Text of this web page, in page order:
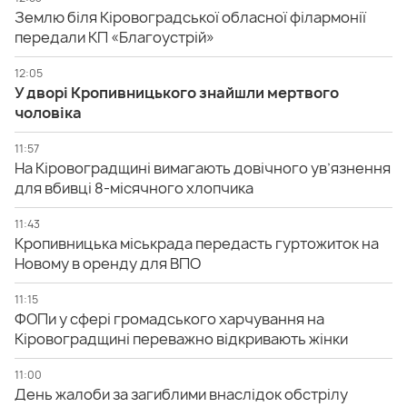
Землю біля Кіровоградської обласної філармонії
передали КП «Благоустрій»
12:05
У дворі Кропивницького знайшли мертвого
чоловіка
11:57
На Кіровоградщині вимагають довічного ув’язнення
для вбивці 8-місячного хлопчика
11:43
Кропивницька міськрада передасть гуртожиток на
Новому в оренду для ВПО
11:15
ФОПи у сфері громадського харчування на
Кіровоградщині переважно відкривають жінки
11:00
День жалоби за загиблими внаслідок обстрілу